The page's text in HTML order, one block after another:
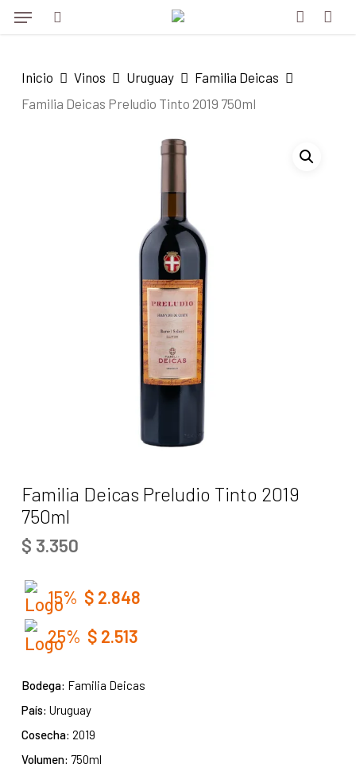
Skip
content
Menu
Inicio Vinos Uruguay
Familia Deicas
Familia Deicas Preludio Tinto 2019 750ml
Familia Deicas Preludio Tinto 2019
750ml
$ 3.350
15% $ 2.848
25% $ 2.513
Bodega: Familia Deicas
País: Uruguay
Cosecha: 2019
Volumen: 750ml